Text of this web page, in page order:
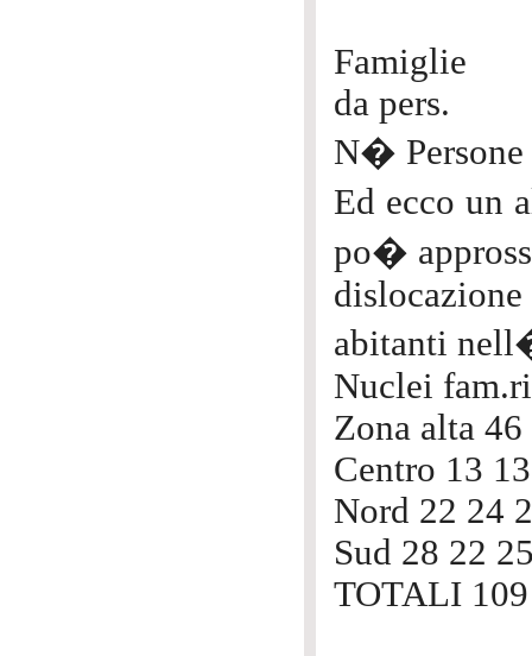
Famiglie
da pers.
N�
Ed ecco un
po�
abitanti
Nuclei
Zona alta
Centro 13
Nord 22 24
Sud 28 22
TOTALI